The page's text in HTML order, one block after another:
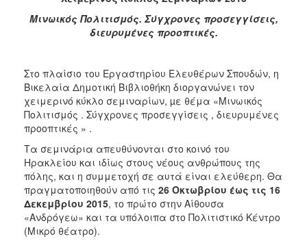
2013
2011
2010
2006
ΤΟΠΟΣ
ΠΟΛΙΤΙΣΜΟΣ
Μινωικός Πολιτισμός. Σύγχρονες προσεγγίσεις,
διευρυμένες προοπτικές.
Στο πλαίσιο του Εργαστηρίου Ελευθέρων Σπουδών, η
Βικελαία Δημοτική Βιβλιοθήκη διοργανώνει τον
χειμερινό κύκλο σεμιναρίων, µε θέμα «Μινωικός
Πολιτισμός . Σύγχρονες προσεγγίσεις , διευρυμένες
προοπτικές » .
Τα σεμινάρια απευθύνονται στο κοινό του
Ηρακλείου και ιδίως στους νέους ανθρώπους της
πόλης, και η συμμετοχή σε αυτά είναι ελεύθερη. Θα
πραγματοποιηθούν από τις 26 Οκτωβρίου έως τις 16
Δεκεμβρίου 2015, το πρώτο στην Αίθουσα
«Ανδρόγεω» και τα υπόλοιπα στο Πολιτιστικό Κέντρο
(Μικρό θέατρο).